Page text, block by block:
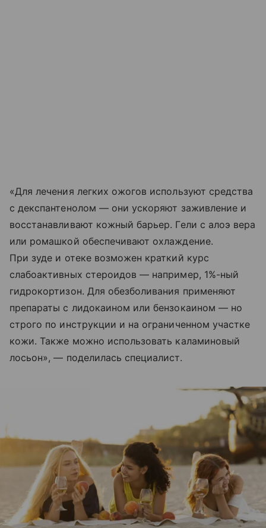
«Для лечения легких ожогов используют средства
с декспантенолом — они ускоряют заживление и
восстанавливают кожный барьер. Гели с алоэ вера
или ромашкой обеспечивают охлаждение.
При зуде и отеке возможен краткий курс
слабоактивных стероидов — например, 1%-ный
гидрокортизон. Для обезболивания применяют
препараты с лидокаином или бензокаином — но
строго по инструкции и на ограниченном участке
кожи. Также можно использовать каламиновый
лосьон», — поделилась специалист.